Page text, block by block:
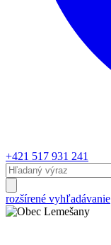
+421 517 931 241
rozšírené vyhľadávanie